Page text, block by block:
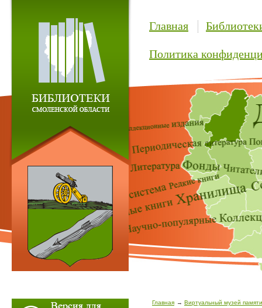
Главная
Политика
Главная
Виртуальный музей